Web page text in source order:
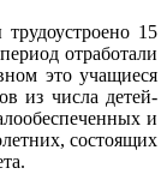
15
отработали
это учащиеся
из числа детей-
и
состоящих